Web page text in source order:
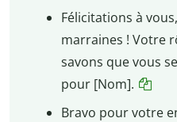
Félicitations à
marraines ! Votre
savons que vous
pour [Nom].
Bravo pour votre